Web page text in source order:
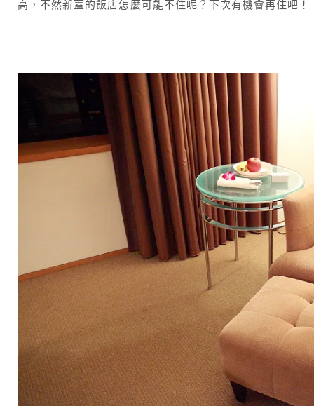
高，不然新蓋的飯店怎麼可能不住呢？下次有機會再住吧！